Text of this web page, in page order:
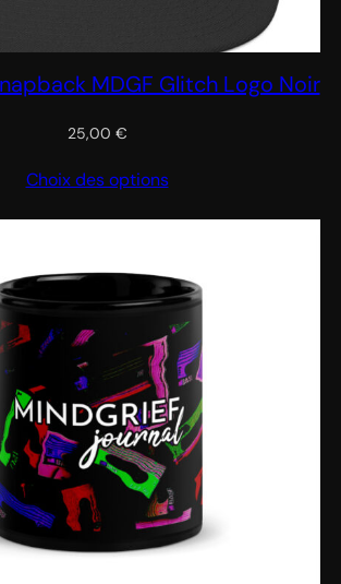
MDGF Glitch Logo Noir
25,00 €
Choix des options